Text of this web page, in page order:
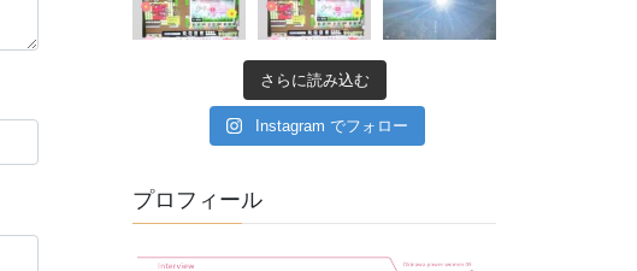
さらに読み込む
Instagram でフォロー
プロフィール